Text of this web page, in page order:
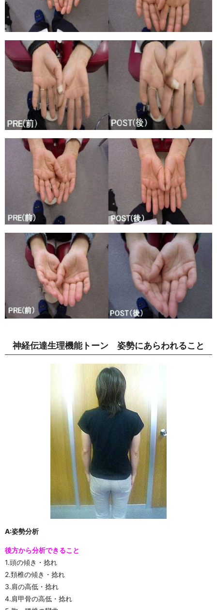
神経伝達生理機能トーン 姿勢にあらわれること
A:姿勢分析
後方から分析できること
1.頭の傾き・捻れ
2.頚椎の傾き・捻れ
3.肩の高低・捻れ
4.肩甲骨の高低・捻れ